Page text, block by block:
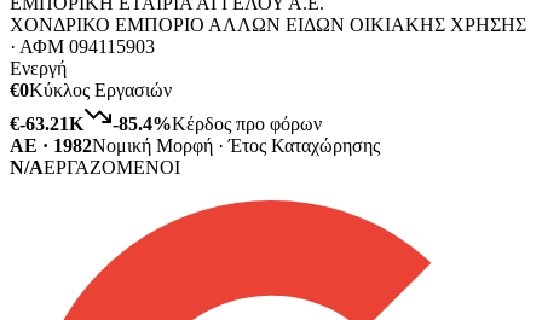
ΧΟΝΔΡΙΚΟ ΕΜΠΟΡΙΟ ΑΛΛΩΝ ΕΙΔΩΝ ΟΙΚΙΑΚΗΣ ΧΡΗΣΗΣ
· ΑΦΜ 094115903
Ενεργή
€0Κύκλος Εργασιών
€-63.21K
-85.4%Κέρδος προ φόρων
ΑΕ · 1982Νομική Μορφή · Έτος Καταχώρησης
N/AΕΡΓΑΖΟΜΕΝΟΙ